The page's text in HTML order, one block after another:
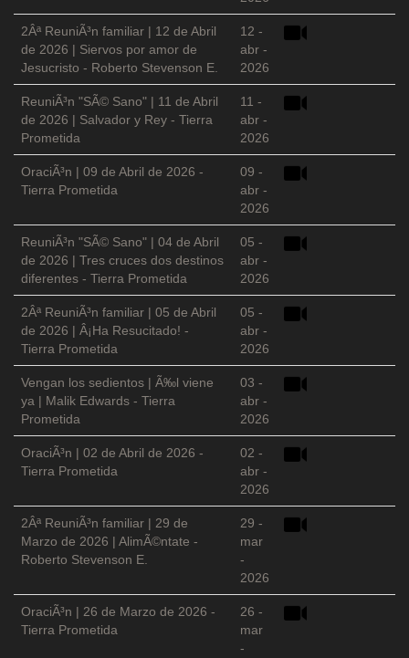
2Âª ReuniÃ³n familiar | 12 de Abril
de 2026 | Siervos por amor de
Jesucristo - Roberto Stevenson E.
12 -
abr -
2026
ReuniÃ³n "SÃ© Sano" | 11 de Abril
de 2026 | Salvador y Rey - Tierra
Prometida
11 -
abr -
2026
OraciÃ³n | 09 de Abril de 2026 -
Tierra Prometida
09 -
abr -
2026
ReuniÃ³n "SÃ© Sano" | 04 de Abril
de 2026 | Tres cruces dos destinos
diferentes - Tierra Prometida
05 -
abr -
2026
2Âª ReuniÃ³n familiar | 05 de Abril
de 2026 | Â¡Ha Resucitado! -
Tierra Prometida
05 -
abr -
2026
Vengan los sedientos | Ã‰l viene
ya | Malik Edwards - Tierra
Prometida
03 -
abr -
2026
OraciÃ³n | 02 de Abril de 2026 -
Tierra Prometida
02 -
abr -
2026
2Âª ReuniÃ³n familiar | 29 de
Marzo de 2026 | AlimÃ©ntate -
Roberto Stevenson E.
29 -
mar
-
2026
OraciÃ³n | 26 de Marzo de 2026 -
Tierra Prometida
26 -
mar
-